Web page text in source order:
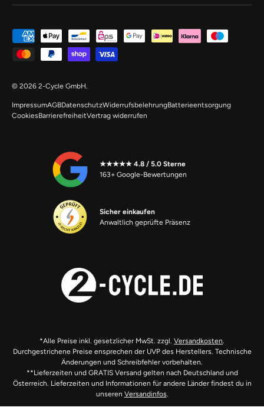
Zahlungsmethoden
© 2026 2-Cycle GmbH.
ImpressumAGBDatenschutzWiderrufsbelehrungBatterieentsorgung
CookiesBarrierefreiheitVertrag widerrufen
★★★★★ 4.8 / 5.0 Sterne
163+ Google-Bewertungen
Sicher einkaufen
Anwaltlich geprüfte Präsenz
*Alle Preise inkl. gesetzlicher MwSt. zzgl. Versandkosten.
Durchgestrichene Preise ensprechen der UVP des Herstellers. Technische
Änderungen und Schreibfehler vorbehalten.
**Lieferzeiten und GRATIS Versand gelten nach Deutschland und
Österreich. Lieferzeiten und Informationen für andere Länder findest du in
unseren Versandinfos.